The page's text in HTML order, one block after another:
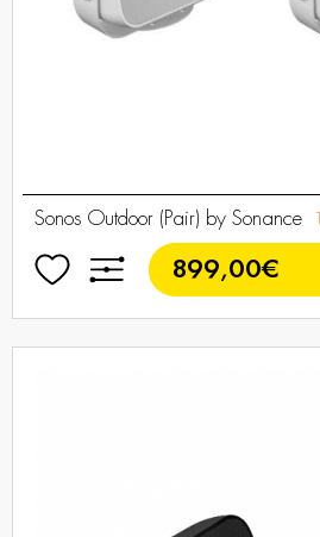
Sonos Outdoor (Pair) by Sonance
899,00€